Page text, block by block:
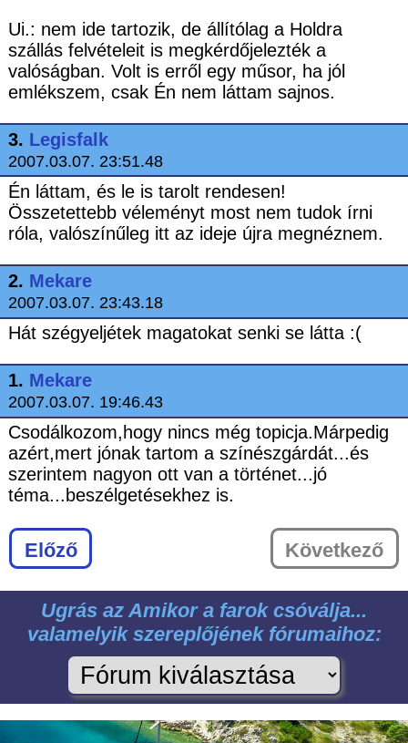
Ui.: nem ide tartozik, de állítólag a Holdra
szállás felvételeit is megkérdőjelezték a
valóságban. Volt is erről egy műsor, ha jól
emlékszem, csak Én nem láttam sajnos.
3. Legisfalk
2007.03.07. 23:51.48
Én láttam, és le is tarolt rendesen!
Összetettebb véleményt most nem tudok írni
róla, valószínűleg itt az ideje újra megnéznem.
2. Mekare
2007.03.07. 23:43.18
Hát szégyeljétek magatokat senki se látta :(
1. Mekare
2007.03.07. 19:46.43
Csodálkozom,hogy nincs még topicja.Márpedig
azért,mert jónak tartom a színészgárdát...és
szerintem nagyon ott van a történet...jó
téma...beszélgetésekhez is.
Előző Következő
Ugrás az Amikor a farok csóválja...
valamelyik szereplőjének fórumaihoz: